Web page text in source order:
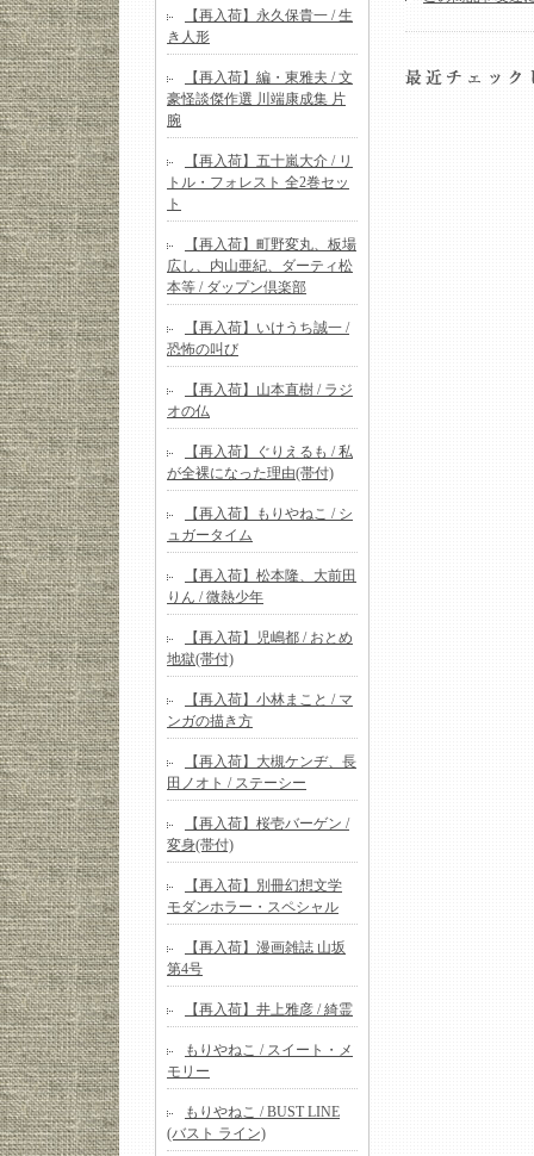
【再入荷】永久保貴一 / 生
き人形
【再入荷】編・東雅夫 / 文
豪怪談傑作選 川端康成集 片
腕
【再入荷】五十嵐大介 / リ
トル・フォレスト 全2巻セッ
ト
【再入荷】町野変丸、板場
広し、内山亜紀、ダーティ松
本等 / ダップン倶楽部
【再入荷】いけうち誠一 /
恐怖の叫び
【再入荷】山本直樹 / ラジ
オの仏
【再入荷】ぐりえるも / 私
が全裸になった理由(帯付)
【再入荷】もりやねこ / シ
ュガータイム
【再入荷】松本隆、大前田
りん / 微熱少年
【再入荷】児嶋都 / おとめ
地獄(帯付)
【再入荷】小林まこと / マ
ンガの描き方
【再入荷】大槻ケンヂ、長
田ノオト / ステーシー
【再入荷】桜壱バーゲン /
変身(帯付)
【再入荷】別冊幻想文学
モダンホラー・スペシャル
【再入荷】漫画雑誌 山坂
第4号
【再入荷】井上雅彦 / 綺霊
もりやねこ / スイート・メ
モリー
もりやねこ / BUST LINE
(バスト ライン)